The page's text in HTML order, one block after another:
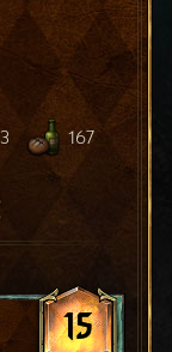
167
15